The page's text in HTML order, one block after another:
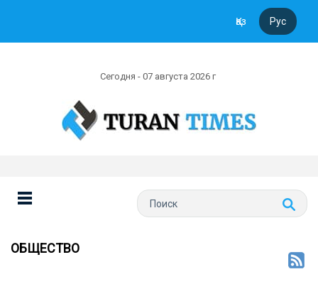
Қаз Рус
Сегодня - 07 августа 2026 г
ОБЩЕСТВО